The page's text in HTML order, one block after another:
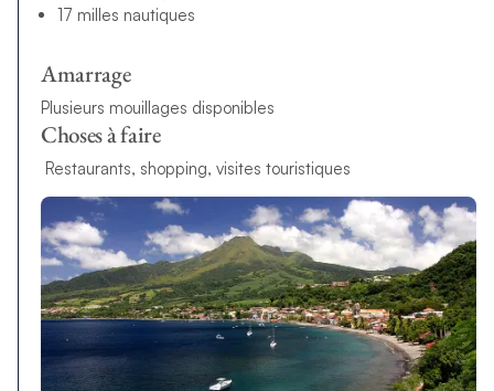
17 milles nautiques
Amarrage
Plusieurs mouillages disponibles
Choses à faire
Restaurants, shopping, visites touristiques